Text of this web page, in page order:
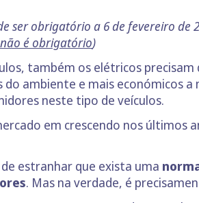
ser obrigatório a 6 de fevereiro
é obrigatório)
também os elétricos precisam
do ambiente e mais económicos
neste tipo de veículos.
em crescendo nos últimos
estranhar que exista uma
. Mas na verdade, é